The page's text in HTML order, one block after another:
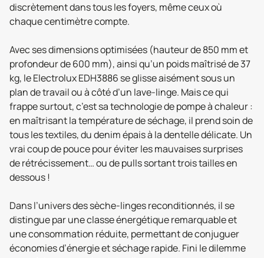
discrètement dans tous les foyers, même ceux où
chaque centimètre compte.
Avec ses dimensions optimisées (hauteur de 850 mm et
profondeur de 600 mm), ainsi qu’un poids maîtrisé de 37
kg, le Electrolux EDH3886 se glisse aisément sous un
plan de travail ou à côté d’un lave-linge. Mais ce qui
frappe surtout, c’est sa technologie de pompe à chaleur :
en maîtrisant la température de séchage, il prend soin de
tous les textiles, du denim épais à la dentelle délicate. Un
vrai coup de pouce pour éviter les mauvaises surprises
de rétrécissement… ou de pulls sortant trois tailles en
dessous !
Dans l’univers des sèche-linges reconditionnés, il se
distingue par une classe énergétique remarquable et
une consommation réduite, permettant de conjuguer
économies d’énergie et séchage rapide. Fini le dilemme